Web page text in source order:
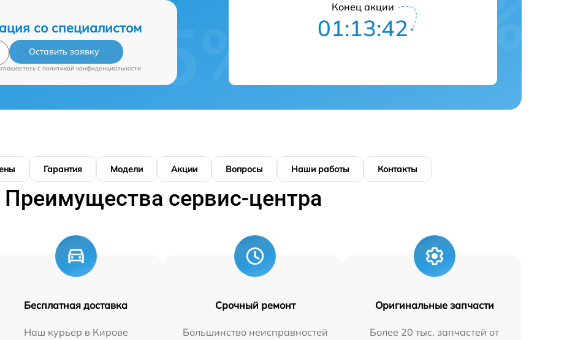
со специалистом
Оставить заявку
c политикой конфиденциальности
Конец акции
01:13:41
Гарантия Модели Акции Вопросы Наши работы Контакты
Преимущества сервис-центра
Бесплатная доставка
Наш курьер в Кирове
Срочный ремонт
Большинство неисправностей
Оригинальные запчасти
Более 20 тыс. запчастей от